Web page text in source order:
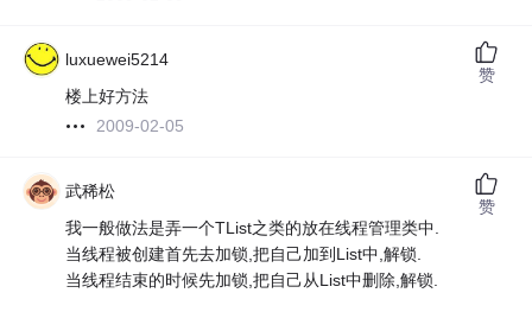
luxuewei5214
楼上好方法
2009-02-05
赞
武稀松
我一般做法是弄一个TList之类的放在线程管理类中.
当线程被创建首先去加锁,把自己加到List中,解锁.
当线程结束的时候先加锁,把自己从List中删除,解锁.
赞